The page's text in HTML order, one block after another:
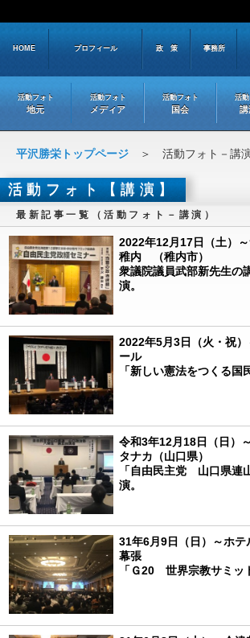
HOME プロフィール 政 策 事務所
活動フォト
地元
活動フォト
メディア
活動フォト
国会
活
講
平沢勝栄トップページ ＞ 活動フォト－講
活動フォト【講演】
最新記事一覧（活動フォト－講演）
2022年12月17日（土）
稚内 （稚内市）
衆議院議員武部新先生の
演。
2022年5月3日（火・祝
ール
「新しい憲法をつくる国
令和3年12月18日（日）
タナカ（山口県）
「自由民主党 山口県連
演。
31年6月9日（日）～ホテ
幕張
「Ｇ20 世界宗教サミッ